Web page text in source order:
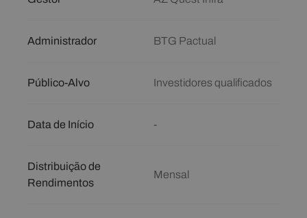
Administrador BTG Pactual
Público-Alvo Investidores qualificados
Data de Início -
Distribuição de
Rendimentos
Mensal